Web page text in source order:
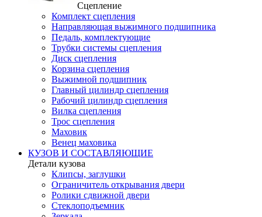
Сцепление
Комплект сцепления
Направляющая выжимного подшипника
Педаль, комплектующие
Трубки системы сцепления
Диск сцепления
Корзина сцепления
Выжимной подшипник
Главный цилиндр сцепления
Рабочий цилиндр сцепления
Вилка сцепления
Трос сцепления
Маховик
Венец маховика
КУЗОВ И СОСТАВЛЯЮЩИЕ
Детали кузова
Клипсы, заглушки
Ограничитель открывания двери
Ролики сдвижной двери
Стеклоподъемник